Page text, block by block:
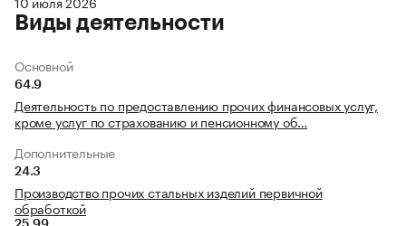
Виды деятельности
Основной
64.9
Деятельность по предоставлению прочих финансовых услуг,
кроме услуг по страхованию и пенсионному об…
Дополнительные
24.3
Производство прочих стальных изделий первичной
обработкой